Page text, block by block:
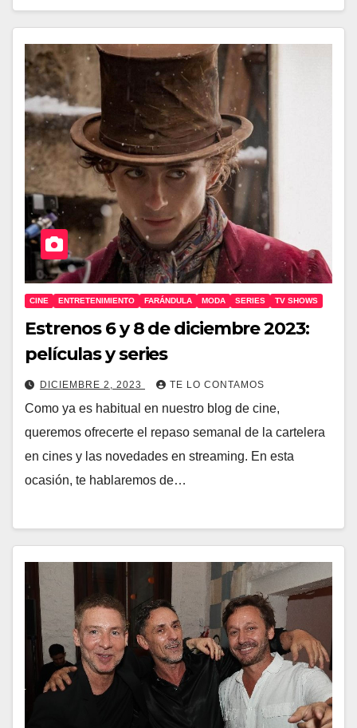
CINE ENTRETENIMIENTO FARÁNDULA MODA SERIES TV SHOWS
Estrenos 6 y 8 de diciembre 2023:
películas y series
DICIEMBRE 2, 2023 TE LO CONTAMOS
Como ya es habitual en nuestro blog de cine,
queremos ofrecerte el repaso semanal de la cartelera
en cines y las novedades en streaming. En esta
ocasión, te hablaremos de…